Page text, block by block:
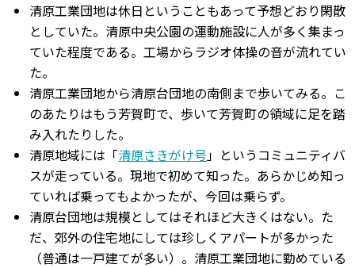
清原工業団地は休日ということもあって予想どおり閑散
としていた。清原中央公園の運動施設に人が多く集まっ
ていた程度である。工場からラジオ体操の音が流れてい
た。
清原工業団地から清原台団地の南側まで歩いてみる。こ
のあたりはもう芳賀町で、歩いて芳賀町の領域に足を踏
み入れたりした。
清原地域には「清原さきがけ号」というコミュニティバ
スが走っている。現地で初めて知った。あらかじめ知っ
ていれば乗ってもよかったが、今回は乗らず。
清原台団地は規模としてはそれほど大きくはない。た
だ、郊外の住宅地にしては珍しくアパートが多かった
（普通は一戸建てが多い）。清原工業団地に勤めている